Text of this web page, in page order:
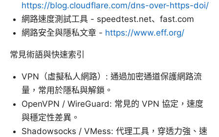
https://blog.cloudflare.com/dns-over-https-doi/
網路速度測試工具 - speedtest.net、fast.com
網路安全與隱私文章 - https://www.eff.org/
常見術語與快速索引
VPN（虛擬私人網路）: 通過加密通道保護網路流
量，常用於隱私與解鎖。
OpenVPN / WireGuard: 常見的 VPN 協定，速度
與穩定性差異。
Shadowsocks / VMess: 代理工具，穿透力強、速